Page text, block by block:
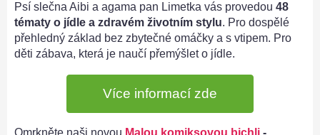
Psí slečna Aibi a agama pan Limetka vás provedou 48
tématy o jídle a zdravém životním stylu. Pro dospělé
přehledný základ bez zbytečné omáčky a s vtipem. Pro
děti zábava, která je naučí přemýšlet o jídle.
Více informací zde
Omrkněte naši novou Malou komiksovou bichli -